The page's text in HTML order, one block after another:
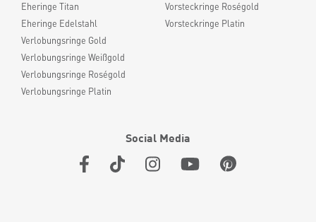
Eheringe Titan
Eheringe Edelstahl
Verlobungsringe Gold
Verlobungsringe Weißgold
Verlobungsringe Roségold
Verlobungsringe Platin
Vorsteckringe Roségold
Vorsteckringe Platin
Social Media